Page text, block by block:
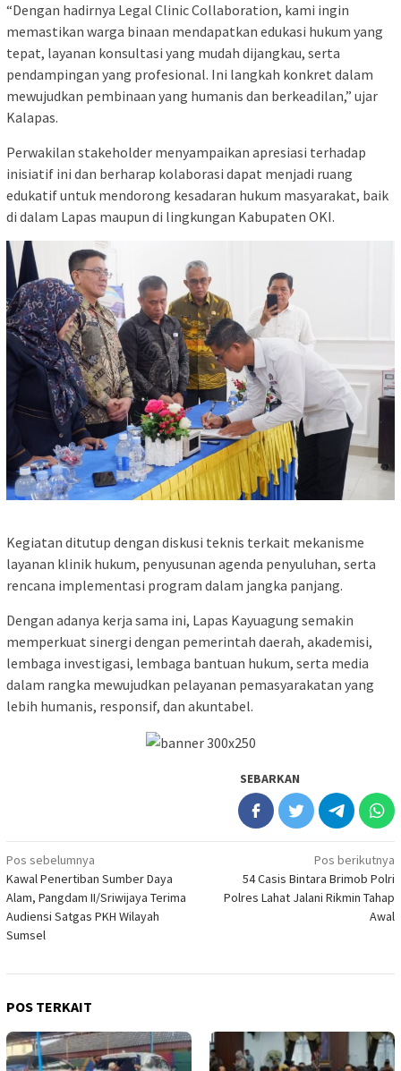
“Dengan hadirnya Legal Clinic Collaboration, kami ingin
memastikan warga binaan mendapatkan edukasi hukum yang
tepat, layanan konsultasi yang mudah dijangkau, serta
pendampingan yang profesional. Ini langkah konkret dalam
mewujudkan pembinaan yang humanis dan berkeadilan,” ujar
Kalapas.
Perwakilan stakeholder menyampaikan apresiasi terhadap
inisiatif ini dan berharap kolaborasi dapat menjadi ruang
edukatif untuk mendorong kesadaran hukum masyarakat, baik
di dalam Lapas maupun di lingkungan Kabupaten OKI.
Kegiatan ditutup dengan diskusi teknis terkait mekanisme
layanan klinik hukum, penyusunan agenda penyuluhan, serta
rencana implementasi program dalam jangka panjang.
Dengan adanya kerja sama ini, Lapas Kayuagung semakin
memperkuat sinergi dengan pemerintah daerah, akademisi,
lembaga investigasi, lembaga bantuan hukum, serta media
dalam rangka mewujudkan pelayanan pemasyarakatan yang
lebih humanis, responsif, dan akuntabel.
SEBARKAN
Navigasi
pos
Pos sebelumnya
Kawal Penertiban Sumber Daya
Alam, Pangdam II/Sriwijaya Terima
Audiensi Satgas PKH Wilayah
Sumsel
Pos berikutnya
54 Casis Bintara Brimob Polri
Polres Lahat Jalani Rikmin Tahap
Awal
POS TERKAIT